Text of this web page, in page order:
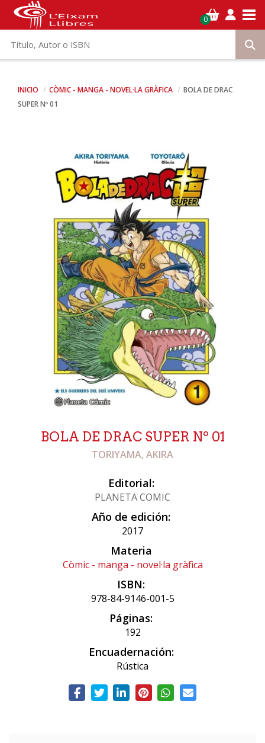
0
INICIO CÒMIC - MANGA - NOVEL·LA GRÀFICA
BOLA DE DRAC
SUPER Nº 01
BOLA DE DRAC SUPER Nº 01
TORIYAMA, AKIRA
Editorial:
PLANETA COMIC
Año de edición:
2017
Materia
Còmic - manga - novel·la gràfica
ISBN:
978-84-9146-001-5
Páginas:
192
Encuadernación:
Rústica